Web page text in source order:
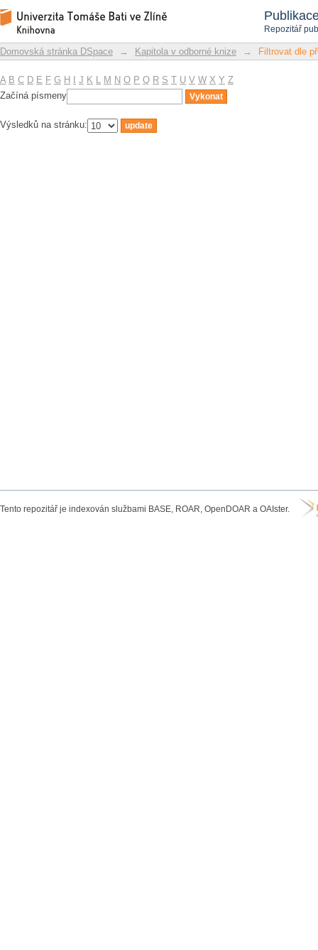
Repozitář
Filtrovat dle předmětu
Repozitář DSpace/Manakin
Domovská stránka DSpace → Kapitola v odborné knize → Filtrovat dle
A B C D E F G H J K L M N O P Q R S T U V W X Y Z
Začíná písmeny
Výsledků na stránku:
Tento repozitář je indexován službami BASE, ROAR, OpenDOAR a OAIster.